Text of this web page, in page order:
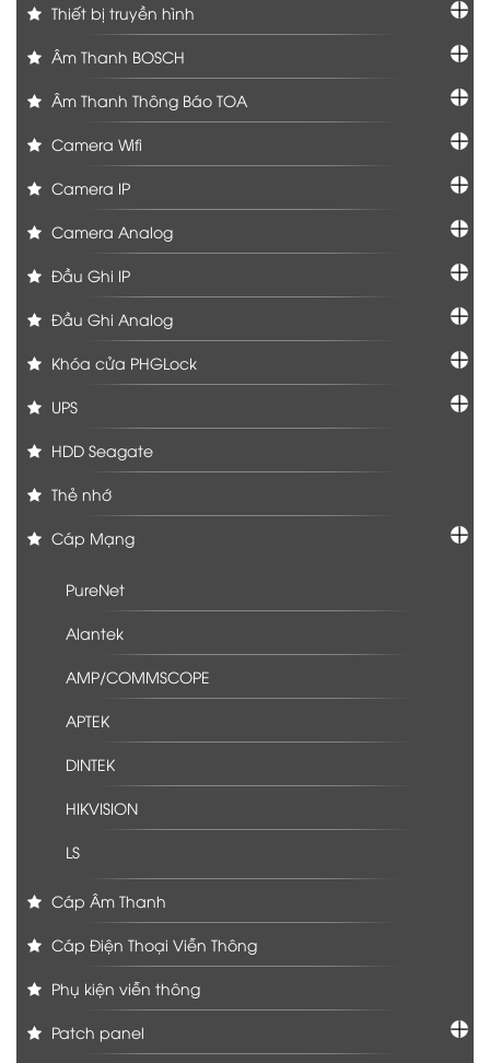
Thiết bị truyền hình
Âm Thanh BOSCH
Âm Thanh Thông Báo TOA
Camera Wifi
Camera IP
Camera Analog
Đầu Ghi IP
Đầu Ghi Analog
Khóa cửa PHGLock
UPS
HDD Seagate
Thẻ nhớ
Cáp Mạng
PureNet
Alantek
AMP/COMMSCOPE
APTEK
DINTEK
HIKVISION
LS
Cáp Âm Thanh
Cáp Điện Thoại Viễn Thông
Phụ kiện viễn thông
Patch panel